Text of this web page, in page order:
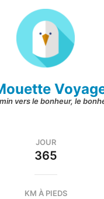
vers le bonheur, le
JOUR
365
KM À PIEDS